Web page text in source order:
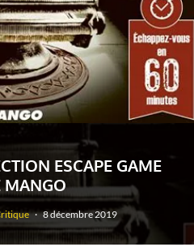
ESCAPE GAME
MANGO
· 8 décembre 2019